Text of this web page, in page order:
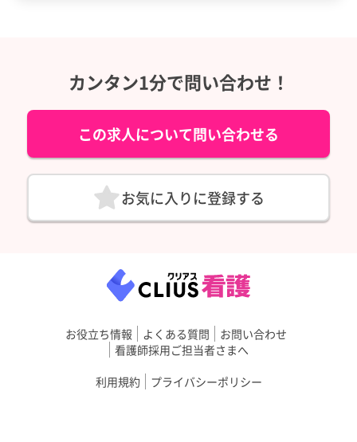
カンタン1分で問い合わせ！
この求人について問い合わせる
お気に入りに登録する
お役立ち情報 よくある質問
お問い合わせ
看護師採用ご担当者さまへ
利用規約
プライバシーポリシー